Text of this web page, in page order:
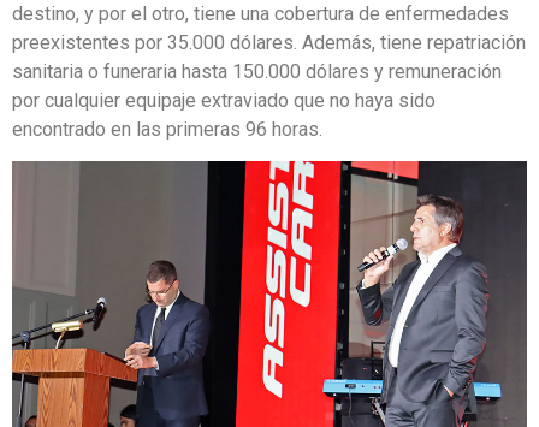
destino, y por el otro, tiene una cobertura de enfermedades
preexistentes por 35.000 dólares. Además, tiene repatriación
sanitaria o funeraria hasta 150.000 dólares y remuneración
por cualquier equipaje extraviado que no haya sido
encontrado en las primeras 96 horas.